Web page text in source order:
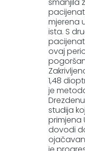
smanjila
mjerena
ista. S
ovaj
1,48
je
studija
primjena
dovodi